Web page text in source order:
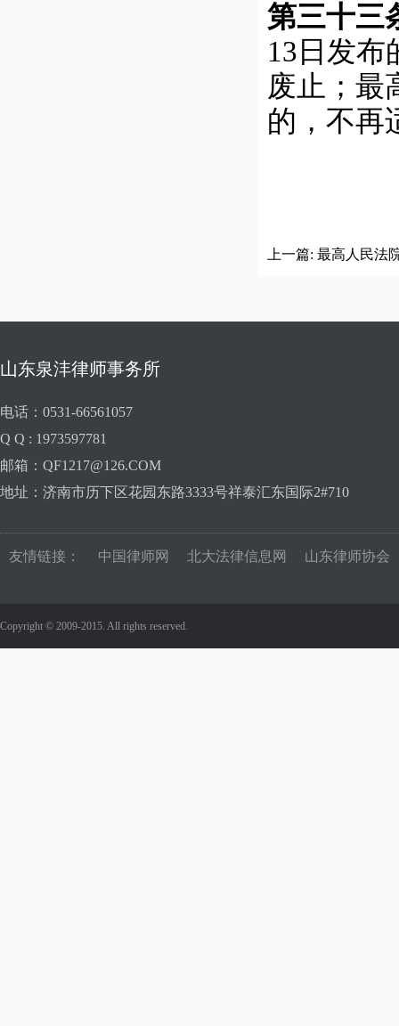
第三十三
13日发布
废止；最
的，不再
上一篇: 最高人民法
山东泉沣律师事务所
电话：0531-66561057
Q Q : 1973597781
邮箱：QF1217@126.COM
地址：济南市历下区花园东路3333号祥泰汇东国际2#710
友情链接： 中国律师网 北大法律信息网 山东律师协会
Copyright © 2009-2015. All rights reserved.